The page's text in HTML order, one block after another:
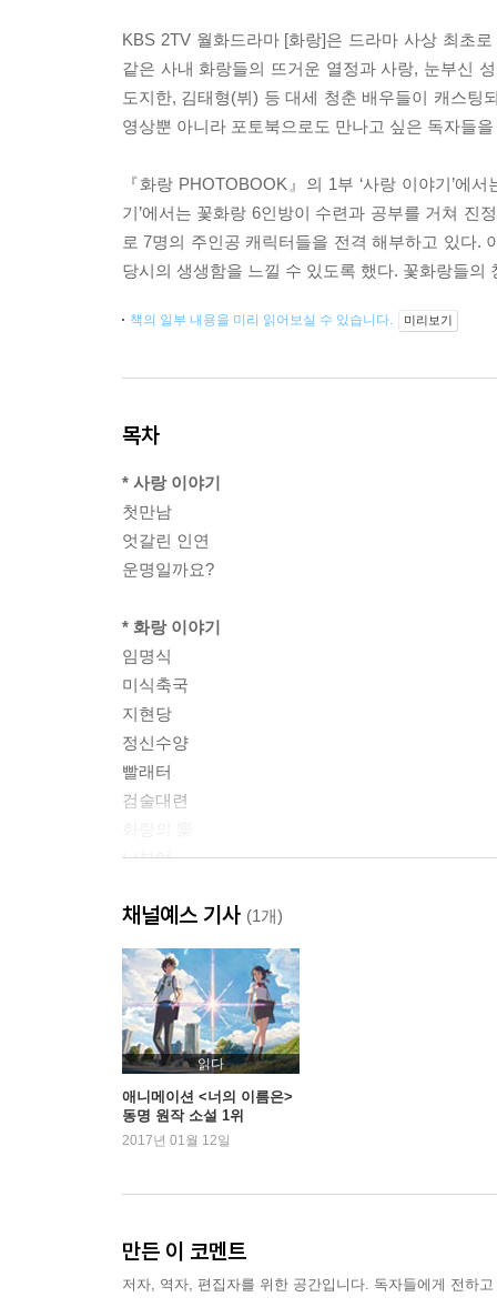
KBS 2TV 월화드라마 [화랑]은 드라마 사상 최초
같은 사내 화랑들의 뜨거운 열정과 사랑, 눈부신
도지한, 김태형(뷔) 등 대세 청춘 배우들이 캐스팅
영상뿐 아니라 포토북으로도 만나고 싶은 독자들
『화랑 PHOTOBOOK』의 1부 ‘사랑 이야기’에
기’에서는 꽃화랑 6인방이 수련과 공부를 거쳐 진
로 7명의 주인공 캐릭터들을 전격 해부하고 있다.
당시의 생생함을 느낄 수 있도록 했다. 꽃화랑들
책의 일부 내용을 미리 읽어보실 수 있습니다. 미리보기
목차
* 사랑 이야기
첫만남
엇갈린 인연
운명일까요?
* 화랑 이야기
임명식
미식축국
지현당
정신수양
빨래터
검술대련
남부여
* 신라의 청춘들
무명/선우 _ 박서준
아로 _ 고아라
삼맥종 _ 박형식
수호 _ 최민호
반류 _ 도지한
한성 _ 김태형
여울 _ 조윤우
채널예스 기사 (1개)
읽다
애니메이션 <너의 이름은>
동명 원작 소설 1위
2017년 01월 12일
만든 이 코멘트
저자, 역자, 편집자를 위한 공간입니다. 독자들에게 전하